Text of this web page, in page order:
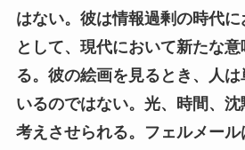
はない。彼は情報過剰の時代
として、現代において新たな
る。彼の絵画を見るとき、人
いるのではない。光、時間、
考えさせられる。フェルメー